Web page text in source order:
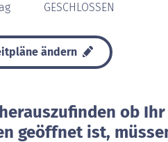
GESCHLOSSEN
ändern
ob
geöffnet ist,